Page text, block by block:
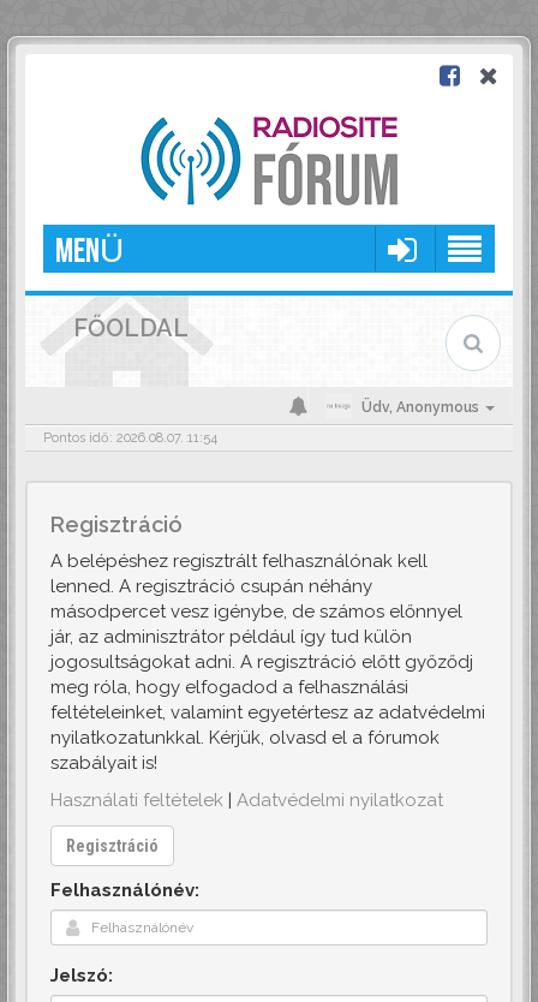
MENÜ
FŐOLDAL
Üdv, Anonymous
Pontos idő: 2026.08.07. 11:54
Regisztráció
A belépéshez regisztrált felhasználónak kell
lenned. A regisztráció csupán néhány
másodpercet vesz igénybe, de számos előnnyel
jár, az adminisztrátor például így tud külön
jogosultságokat adni. A regisztráció előtt győződj
meg róla, hogy elfogadod a felhasználási
feltételeinket, valamint egyetértesz az adatvédelmi
nyilatkozatunkkal. Kérjük, olvasd el a fórumok
szabályait is!
Használati feltételek | Adatvédelmi nyilatkozat
Regisztráció
Felhasználónév:
Jelszó: